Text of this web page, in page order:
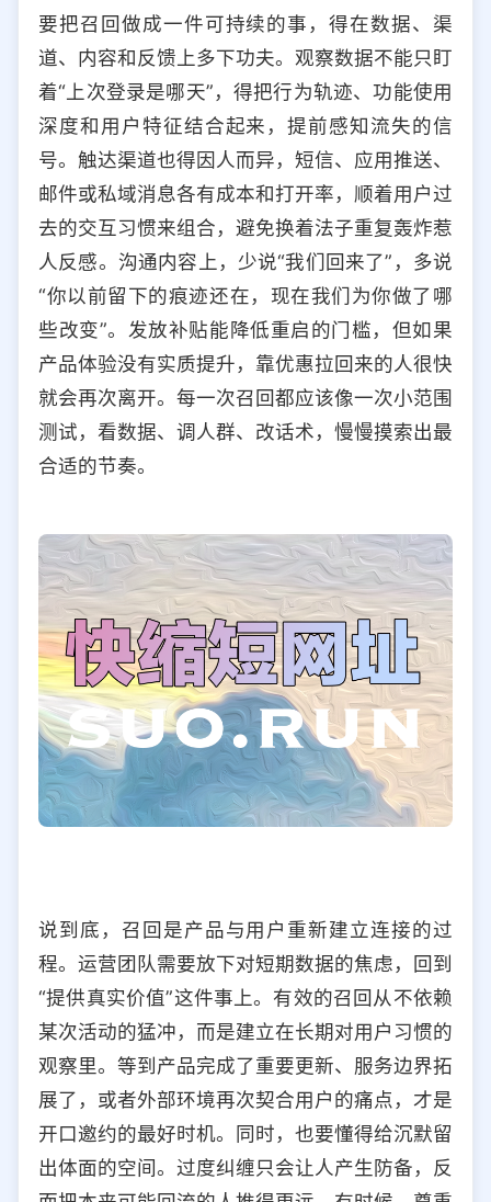
要把召回做成一件可持续的事，得在数据、渠
道、内容和反馈上多下功夫。观察数据不能只盯
着“上次登录是哪天”，得把行为轨迹、功能使用
深度和用户特征结合起来，提前感知流失的信
号。触达渠道也得因人而异，短信、应用推送、
邮件或私域消息各有成本和打开率，顺着用户过
去的交互习惯来组合，避免换着法子重复轰炸惹
人反感。沟通内容上，少说“我们回来了”，多说
“你以前留下的痕迹还在，现在我们为你做了哪
些改变”。发放补贴能降低重启的门槛，但如果
产品体验没有实质提升，靠优惠拉回来的人很快
就会再次离开。每一次召回都应该像一次小范围
测试，看数据、调人群、改话术，慢慢摸索出最
合适的节奏。
说到底，召回是产品与用户重新建立连接的过
程。运营团队需要放下对短期数据的焦虑，回到
“提供真实价值”这件事上。有效的召回从不依赖
某次活动的猛冲，而是建立在长期对用户习惯的
观察里。等到产品完成了重要更新、服务边界拓
展了，或者外部环境再次契合用户的痛点，才是
开口邀约的最好时机。同时，也要懂得给沉默留
出体面的空间。过度纠缠只会让人产生防备，反